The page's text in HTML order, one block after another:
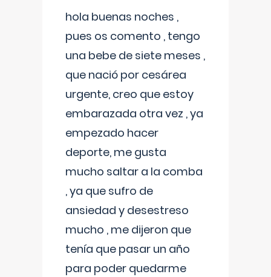
hola buenas noches ,
pues os comento , tengo
una bebe de siete meses ,
que nació por cesárea
urgente, creo que estoy
embarazada otra vez , ya
empezado hacer
deporte, me gusta
mucho saltar a la comba
, ya que sufro de
ansiedad y desestreso
mucho , me dijeron que
tenía que pasar un año
para poder quedarme